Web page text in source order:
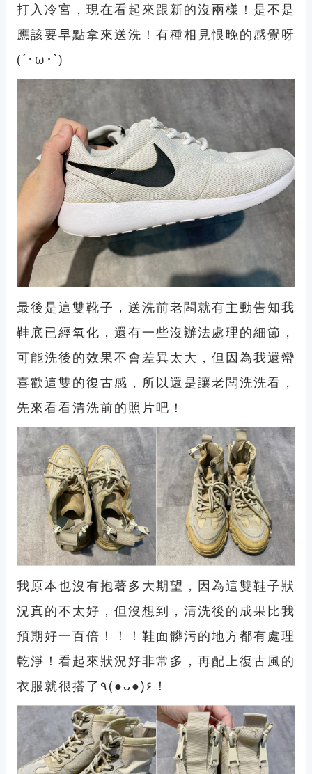
打入冷宮，現在看起來跟新的沒兩樣！是不是
應該要早點拿來送洗！有種相見恨晚的感覺呀
(´･ω･`)
最後是這雙靴子，送洗前老闆就有主動告知我
鞋底已經氧化，還有一些沒辦法處理的細節，
可能洗後的效果不會差異太大，但因為我還蠻
喜歡這雙的復古感，所以還是讓老闆洗洗看，
先來看看清洗前的照片吧！
我原本也沒有抱著多大期望，因為這雙鞋子狀
況真的不太好，但沒想到，清洗後的成果比我
預期好一百倍！！！鞋面髒污的地方都有處理
乾淨！看起來狀況好非常多，再配上復古風的
衣服就很搭了٩(●ᴗ●)۶！